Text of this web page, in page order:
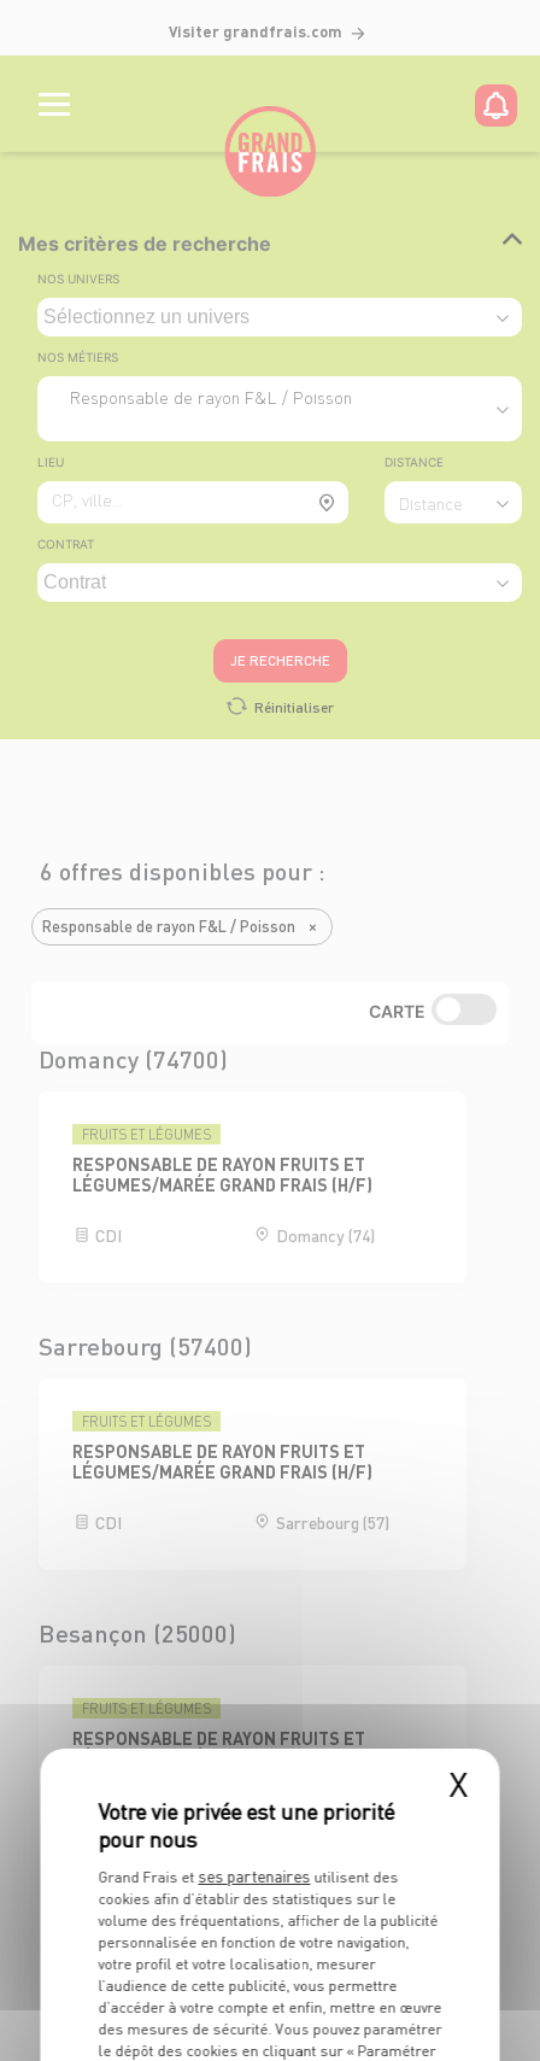
Visiter grandfrais.com
Mes critères de recherche
NOS UNIVERS
NOS MÉTIERS
Responsable de rayon F&L / Poisson
LIEU
CP, ville...
DISTANCE
Distance
CONTRAT
JE RECHERCHE
Réinitialiser
6 offres disponibles pour :
Responsable de rayon F&L / Poisson ×
CARTE
Domancy (74700)
FRUITS ET LÉGUMES
RESPONSABLE DE RAYON FRUITS ET
LÉGUMES/MARÉE GRAND FRAIS (H/F)
CDI Domancy (74)
Sarrebourg (57400)
FRUITS ET LÉGUMES
RESPONSABLE DE RAYON FRUITS ET
LÉGUMES/MARÉE GRAND FRAIS (H/F)
CDI Sarrebourg (57)
Besançon (25000)
FRUITS ET LÉGUMES
RESPONSABLE DE RAYON FRUITS ET
CDI Besançon (25)
Bourges (18000)
FRUITS ET LÉGUMES
RESPONSABLE DE RAYON FRUITS ET
LÉGUMES/MARÉE GRAND FRAIS (H/F)
X
Grand Frais et ses partenaires utilisent des
cookies afin d’établir des statistiques sur le
volume des fréquentations, afficher de la publicité
personnalisée en fonction de votre navigation,
votre profil et votre localisation, mesurer
l’audience de cette publicité, vous permettre
d’accéder à votre compte et enfin, mettre en œuvre
des mesures de sécurité. Vous pouvez paramétrer
le dépôt des cookies en cliquant sur « Paramétrer